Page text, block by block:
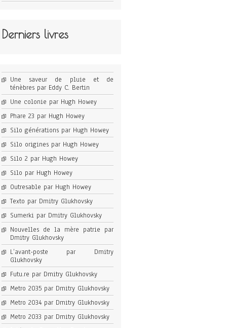
Derniers livres
Une saveur de pluie et de
ténèbres par Eddy C. Bertin
Une colonie par Hugh Howey
Phare 23 par Hugh Howey
Silo générations par Hugh Howey
Silo origines par Hugh Howey
Silo 2 par Hugh Howey
Silo par Hugh Howey
Outresable par Hugh Howey
Texto par Dmitry Glukhovsky
Sumerki par Dmitry Glukhovsky
Nouvelles de la mère patrie par
Dmitry Glukhovsky
L’avant-poste par Dmitry
Glukhovsky
Futu.re par Dmitry Glukhovsky
Metro 2035 par Dmitry Glukhovsky
Metro 2034 par Dmitry Glukhovsky
Metro 2033 par Dmitry Glukhovsky